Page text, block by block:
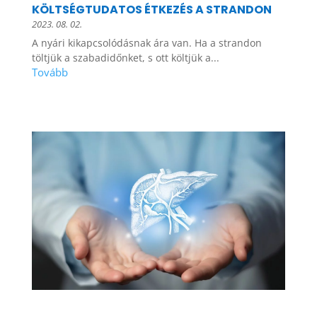
KÖLTSÉGTUDATOS ÉTKEZÉS A STRANDON
2023. 08. 02.
A nyári kikapcsolódásnak ára van. Ha a strandon
töltjük a szabadidőnket, s ott költjük a...